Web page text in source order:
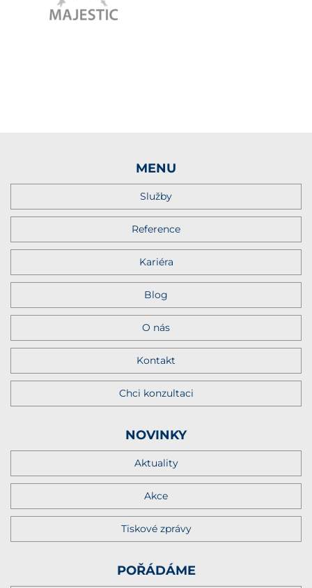
MENU
Služby
Reference
Kariéra
Blog
O nás
Kontakt
Chci konzultaci
NOVINKY
Aktuality
Akce
Tiskové zprávy
POŘÁDÁME